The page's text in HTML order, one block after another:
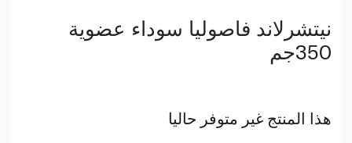
نيتشرلاند فاصوليا سوداء عضوية
350جم
هذا المنتج غير متوفر حاليا